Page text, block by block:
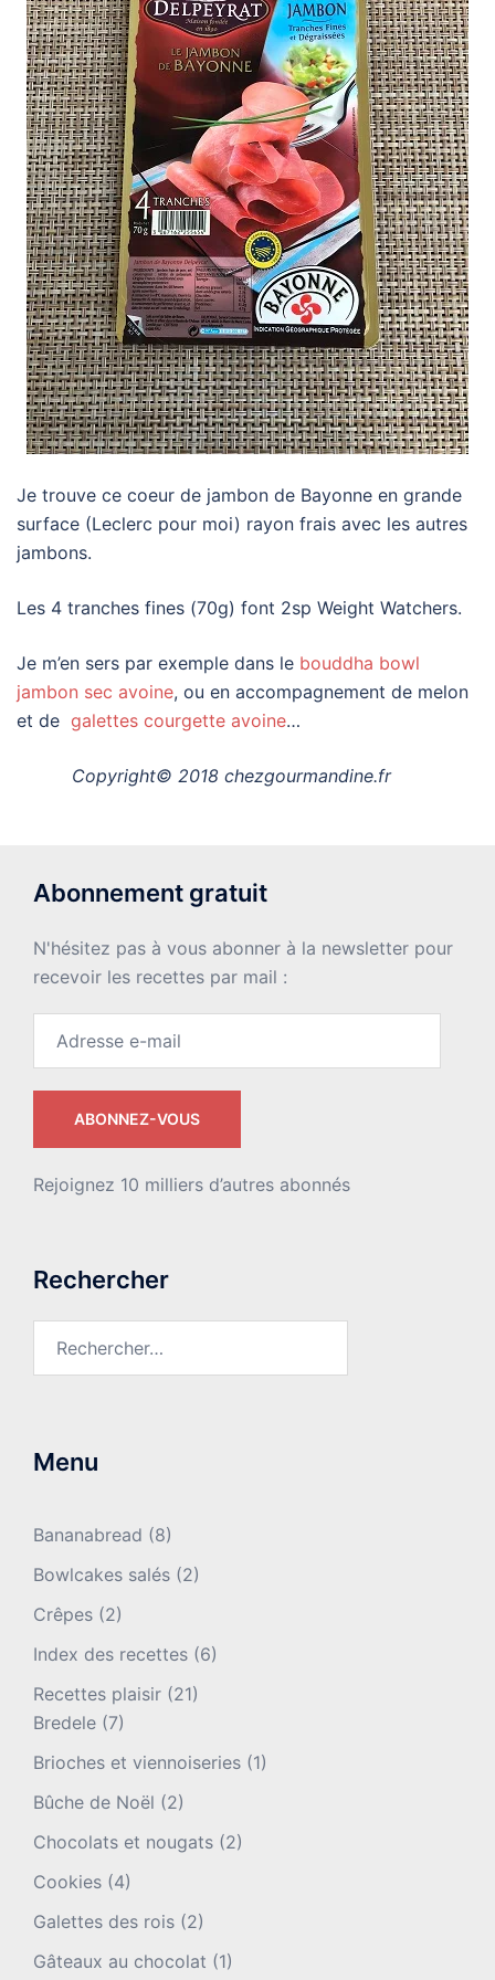
Je trouve ce coeur de jambon de Bayonne en grande
surface (Leclerc pour moi) rayon frais avec les autres
jambons.
Les 4 tranches fines (70g) font 2sp Weight Watchers.
Je m’en sers par exemple dans le bouddha bowl
jambon sec avoine, ou en accompagnement de melon
et de galettes courgette avoine…
Copyright© 2018 chezgourmandine.fr
Abonnement gratuit
N'hésitez pas à vous abonner à la newsletter pour
recevoir les recettes par mail :
ABONNEZ-VOUS
Rejoignez 10 milliers d’autres abonnés
Rechercher
Menu
Bananabread (8)
Bowlcakes salés (2)
Crêpes (2)
Index des recettes (6)
Recettes plaisir (21)
Bredele (7)
Brioches et viennoiseries (1)
Bûche de Noël (2)
Chocolats et nougats (2)
Cookies (4)
Galettes des rois (2)
Gâteaux au chocolat (1)